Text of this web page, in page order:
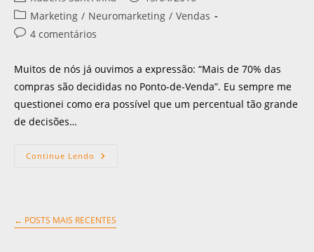
Marketing / Neuromarketing / Vendas
4 comentários
Muitos de nós já ouvimos a expressão: “Mais de 70% das
compras são decididas no Ponto-de-Venda”. Eu sempre me
questionei como era possível que um percentual tão grande
de decisões…
Continue Lendo
← POSTS MAIS RECENTES